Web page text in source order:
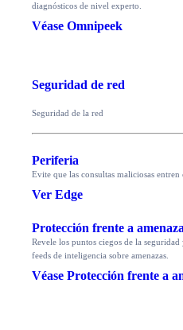
diagnósticos de nivel experto.
Véase Omnipeek
Seguridad de red
Seguridad de la red
Periferia
Evite que las consultas maliciosas
Ver Edge
Protección frente a
Revele los puntos ciegos de la
feeds de inteligencia sobre amenazas.
Véase Protección frente a